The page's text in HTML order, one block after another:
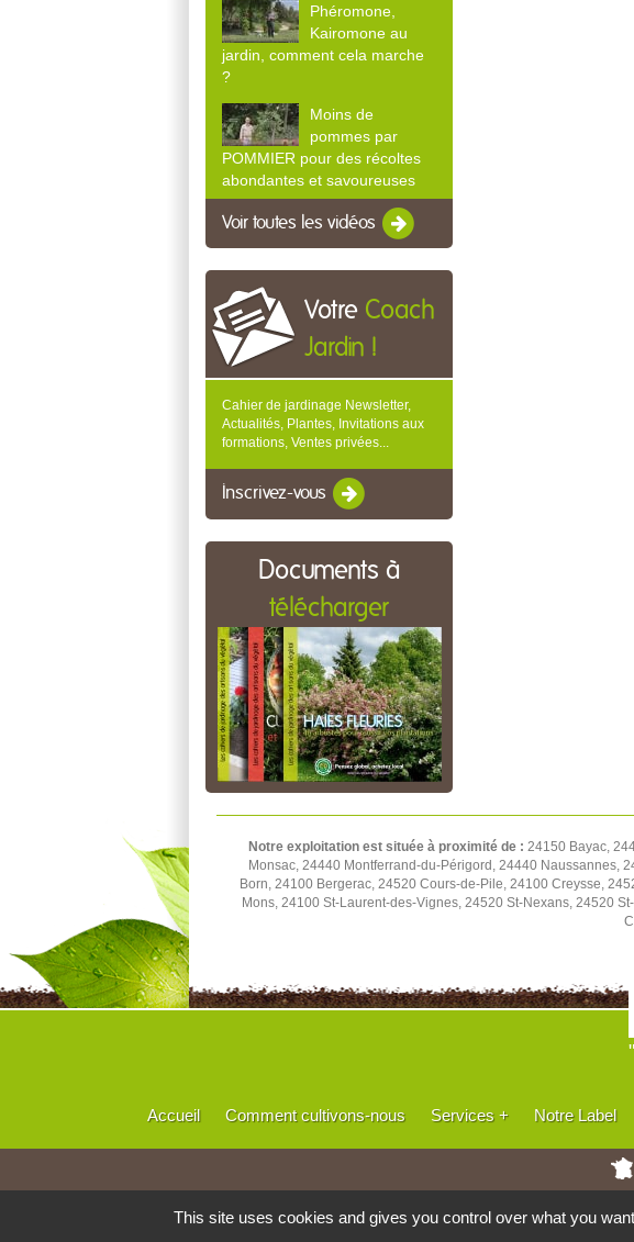
Phéromone,
Kairomone au
jardin, comment cela marche
?
Moins de
pommes par
POMMIER pour des récoltes
abondantes et savoureuses
Voir toutes les vidéos
Votre Coach
Jardin !
Cahier de jardinage Newsletter,
Actualités, Plantes, Invitations aux
formations, Ventes privées...
Inscrivez-vous
Documents à
télécharger
Notre exploitation est située à proximité de : 24150 Bayac,
Monsac, 24440 Montferrand-du-Périgord, 24440 Naussannes,
Born, 24100 Bergerac, 24520 Cours-de-Pile, 24100 Creysse,
Mons, 24100 St-Laurent-des-Vignes, 24520 St-Nexans, 24520
Accueil Comment cultivons-nous Services + Notre Label
This site uses cookies and gives you control over what you